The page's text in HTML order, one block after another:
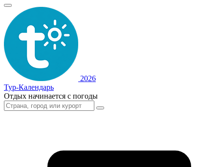
2026
Тур-Календарь
Отдых начинается с погоды